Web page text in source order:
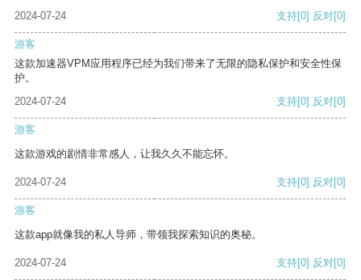
2024-07-24 支持[0] 反对[0]
游客
这款加速器VPM应用程序已经为我们带来了无限的隐私保护和安全性保
护。
2024-07-24
支持[0] 反对[0]
游客
这款游戏的剧情非常感人，让我久久不能忘怀。
2024-07-24 支持[0] 反对[0]
游客
这款app就像我的私人导师，带领我探索知识的奥秘。
2024-07-24 支持[0] 反对[0]